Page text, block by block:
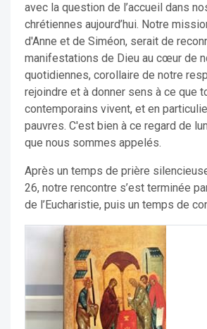
avec la question de l’accueil dans
chrétiennes aujourd’hui. Notre
d'Anne et de Siméon, serait de
manifestations de Dieu au cœur de
quotidiennes, corollaire de notre
rejoindre et à donner sens à ce que
contemporains vivent, et en
pauvres. C'est bien à ce regard de
que nous sommes appelés.
Après un temps de prière
26, notre rencontre s’est terminée
de l’Eucharistie, puis un temps de